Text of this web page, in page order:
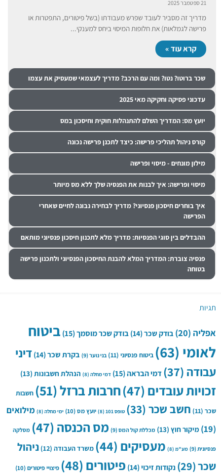
21 ספטמבר 2025
מדריך זה מסביר לעובד שפרש מעבודתו (בשל פיטורים, התפטרות או
פרישה לגמלאות) את חלופות המיסוי ביחס למענקי...
קרא עוד »
שכר ברוטו? נטו? ומה עם הרכב? מדריך לעצמאי שמעסיק את עצמו
עדכוני פסיקה וחקיקה מאי 2025
יועץ מס: המדריך השלם להתנהלות חוקית וחיסכון במס
קורס ניהול תהליכי פרישה: כיצד לתכנן פרישה נכונה
מילון מונחים - מיסוי ופרישה
מיסוי ופרישה: איך לבנות את הפנסיה שלך ללא מס מיותר
איך בוחרים חיסכון פנסיוני? מדריך לבחירה נבונה לחיים שאחרי
הפרישה
ההבדלים בין סוגי הפנסיות: מדריך מלא לתכנון חיסכון פנסיוני מותאם
פנסיה צוברת: המדריך המלא להבנת החיסכון הפנסיוני ולתכנון פרישה
בטוחה
תגיות
אפליה(20) בודק שכר(14) בודק שכר מוסמך(15)
ביטוח
לאומי(63) ביטוח פנסיוני(11) בני נוער(9) בקרת שכר(14)
דיני
עבודה(37) דמי הבראה(15) דמי מחלה(8) הנהלת חשבונות(13)
זכויות עובדים(47) חרבות ברזל(51)
חשבות
שכר(11) חשב שכר(33) טופס 101 (8) יועץ מס(10) ימי מחלה(8)
מילואים
מיקור חוץ(13) מכללת קול המס(9) מס הכנסה(47) מסלקה
פנסיונית(9) מע"מ(8) מעסיקים(44) משרד העבודה(12)
ניהול
שכר(29) נקודות זיכוי(14) פיטורים(48) פיצויי פיטורים(10)